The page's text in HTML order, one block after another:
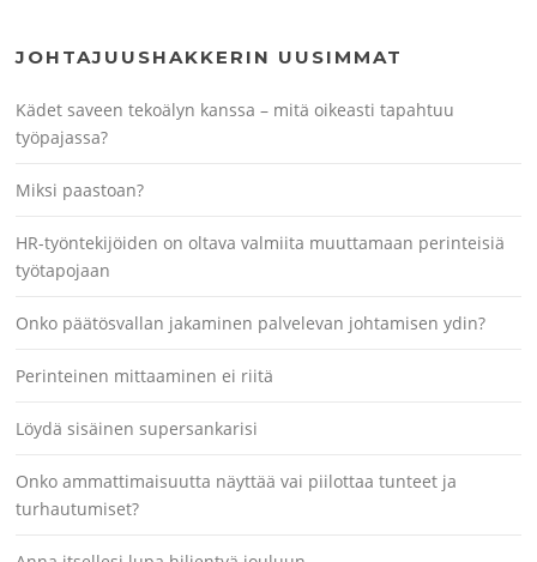
JOHTAJUUSHAKKERIN UUSIMMAT
Kädet saveen tekoälyn kanssa – mitä oikeasti tapahtuu
työpajassa?
Miksi paastoan?
HR-työntekijöiden on oltava valmiita muuttamaan perinteisiä
työtapojaan
Onko päätösvallan jakaminen palvelevan johtamisen ydin?
Perinteinen mittaaminen ei riitä
Löydä sisäinen supersankarisi
Onko ammattimaisuutta näyttää vai piilottaa tunteet ja
turhautumiset?